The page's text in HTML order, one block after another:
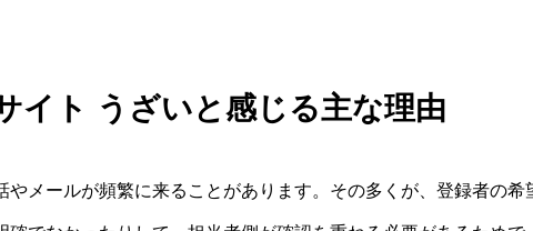
イト うざいと感じる主な理由
メールが頻繁に来ることがあります。その多くが、登録者の希